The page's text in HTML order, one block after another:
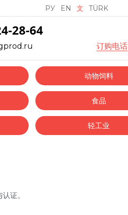
РУ EN 文 TÜRK
28-64
订购电话
动物饲料
食品
轻工业
证。